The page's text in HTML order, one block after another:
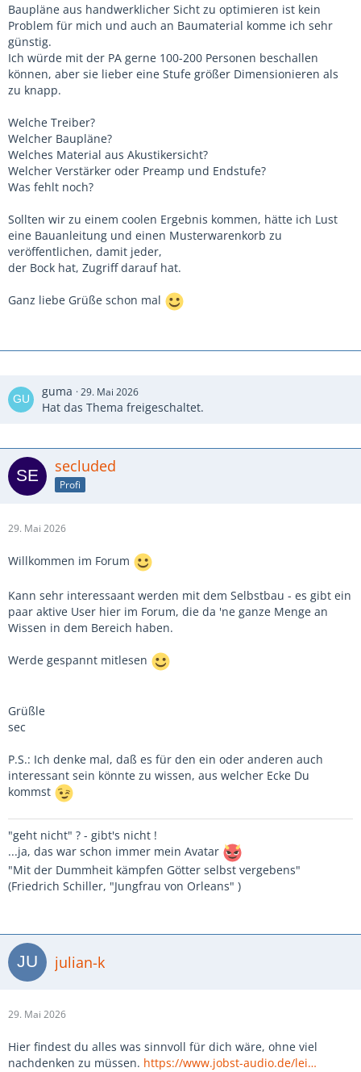
Baupläne aus handwerklicher Sicht zu optimieren ist kein
Problem für mich und auch an Baumaterial komme ich sehr
günstig.
Ich würde mit der PA gerne 100-200 Personen beschallen
können, aber sie lieber eine Stufe größer Dimensionieren als
zu knapp.
Welche Treiber?
Welcher Baupläne?
Welches Material aus Akustikersicht?
Welcher Verstärker oder Preamp und Endstufe?
Was fehlt noch?
Sollten wir zu einem coolen Ergebnis kommen, hätte ich Lust
eine Bauanleitung und einen Musterwarenkorb zu
veröffentlichen, damit jeder,
der Bock hat, Zugriff darauf hat.
Ganz liebe Grüße schon mal
guma 29. Mai 2026
Hat das Thema freigeschaltet.
secluded
Profi
29. Mai 2026
Willkommen im Forum
Kann sehr interessaant werden mit dem Selbstbau - es gibt ein
paar aktive User hier im Forum, die da 'ne ganze Menge an
Wissen in dem Bereich haben.
Werde gespannt mitlesen
Grüßle
sec
P.S.: Ich denke mal, daß es für den ein oder anderen auch
interessant sein könnte zu wissen, aus welcher Ecke Du
kommst
"geht nicht" ? - gibt's nicht !
...ja, das war schon immer mein Avatar
"Mit der Dummheit kämpfen Götter selbst vergebens"
(Friedrich Schiller, "Jungfrau von Orleans" )
julian-k
29. Mai 2026
Hier findest du alles was sinnvoll für dich wäre, ohne viel
nachdenken zu müssen. https://www.jobst-audio.de/lei…